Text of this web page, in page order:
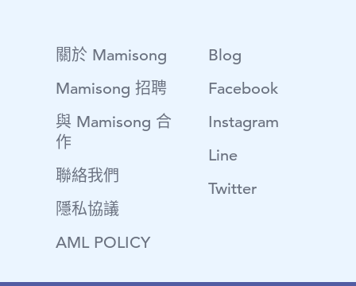
關於 Mamisong
Mamisong 招聘
與 Mamisong 合
作
聯絡我們
隱私協議
AML POLICY
Blog
Facebook
Instagram
Line
Twitter